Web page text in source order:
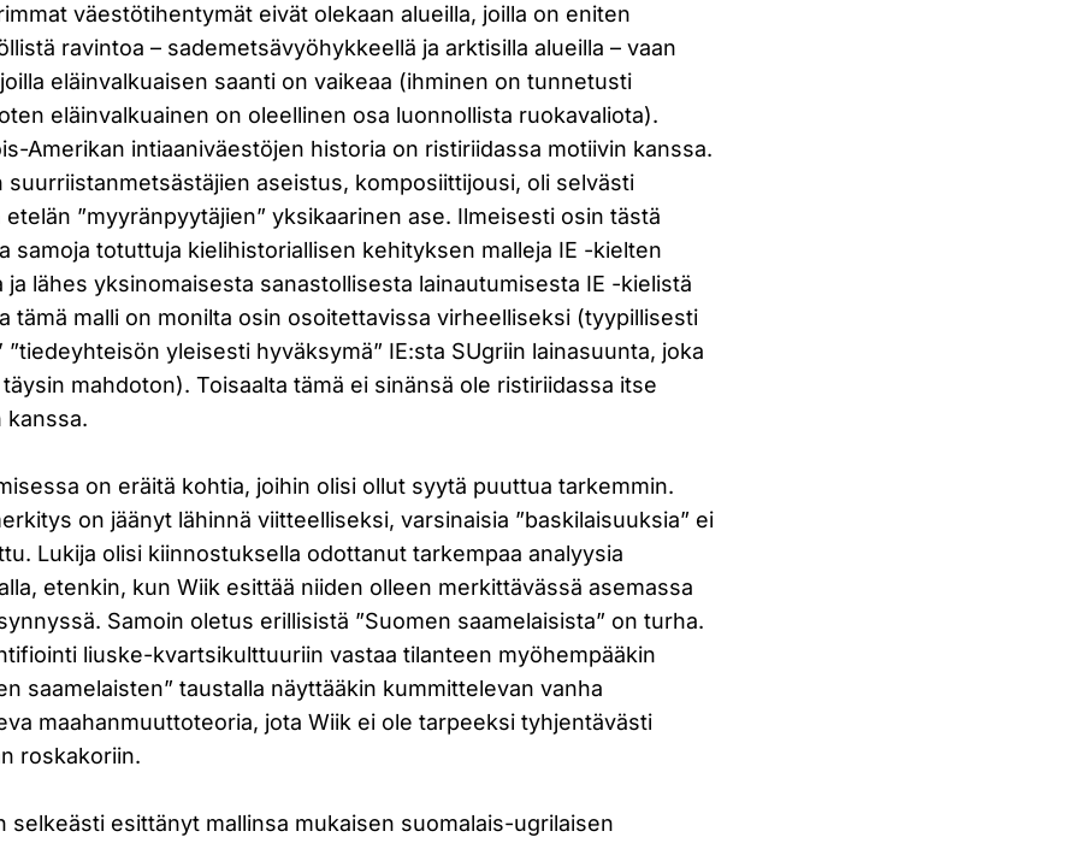
väestötihentymät eivät olekaan alueilla, joilla on eniten
ravintoa – sademetsävyöhykkeellä ja arktisilla alueilla – vaan
eläinvalkuaisen saanti on vaikeaa (ihminen on tunnetusti
eläinvalkuainen on oleellinen osa luonnollista ruokavaliota).
Amerikan intiaaniväestöjen historia on ristiriidassa motiivin kanssa.
suurriistanmetsästäjien aseistus, komposiittijousi, oli selvästi
”myyränpyytäjien” yksikaarinen ase. Ilmeisesti osin tästä
samoja totuttuja kielihistoriallisen kehityksen malleja IE -kielten
ja lähes yksinomaisesta sanastollisesta lainautumisesta IE -kielistä
tämä malli on monilta osin osoitettavissa virheelliseksi (tyypillisesti
”tiedeyhteisön yleisesti hyväksymä” IE:sta SUgriin lainasuunta, joka
mahdoton). Toisaalta tämä ei sinänsä ole ristiriidassa itse
kanssa.
on eräitä kohtia, joihin olisi ollut syytä puuttua tarkemmin.
on jäänyt lähinnä viitteelliseksi, varsinaisia ”baskilaisuuksia” ei
Lukija olisi kiinnostuksella odottanut tarkempaa analyysia
etenkin, kun Wiik esittää niiden olleen merkittävässä asemassa
Samoin oletus erillisistä ”Suomen saamelaisista” on turha.
liuske-kvartsikulttuuriin vastaa tilanteen myöhempääkin
saamelaisten” taustalla näyttääkin kummittelevan vanha
maahanmuuttoteoria, jota Wiik ei ole tarpeeksi tyhjentävästi
roskakoriin.
selkeästi esittänyt mallinsa mukaisen suomalais-ugrilaisen